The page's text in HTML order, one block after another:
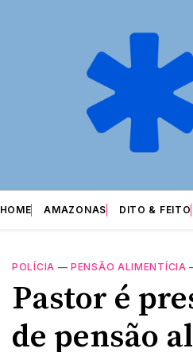
HOME AMAZONAS DITO & FEITO
POLÍCIA —PENSÃO ALIMENTÍCIA
Pastor é
de pensão